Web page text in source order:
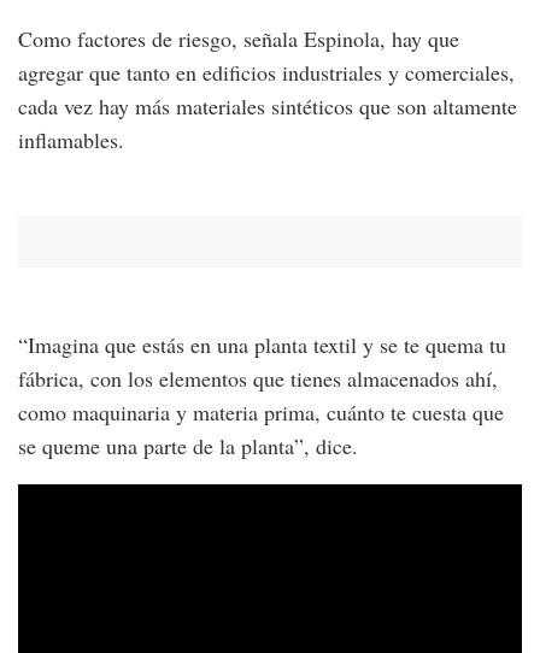
Como factores de riesgo, señala Espinola, hay que
agregar que tanto en edificios industriales y comerciales,
cada vez hay más materiales sintéticos que son altamente
inflamables.
“Imagina que estás en una planta textil y se te quema tu
fábrica, con los elementos que tienes almacenados ahí,
como maquinaria y materia prima, cuánto te cuesta que
se queme una parte de la planta”, dice.